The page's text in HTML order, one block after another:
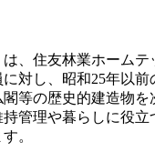
は、住友林業ホームテ
に対し、昭和25年以
等の歴史的建造物を
管理や暮らしに役立
。